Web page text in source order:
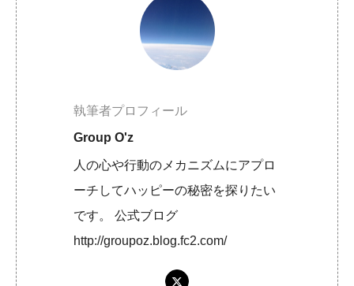
執筆者プロフィール
Group O'z
人の心や行動のメカニズムにアプロ
ーチしてハッピーの秘密を探りたい
です。 公式ブログ
http://groupoz.blog.fc2.com/